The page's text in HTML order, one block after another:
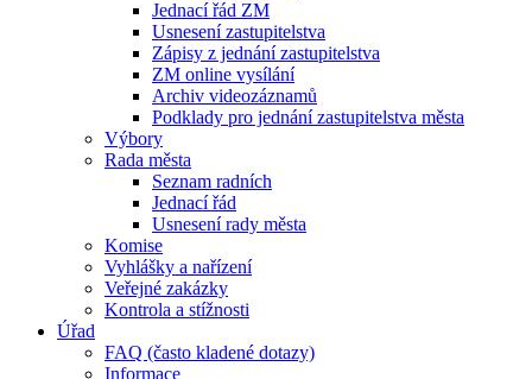
Jednací řád ZM
Usnesení zastupitelstva
Zápisy z jednání zastupitelstva
ZM online vysílání
Archiv videozáznamů
Podklady pro jednání zastupitelstva města
Výbory
Rada města
Seznam radních
Jednací řád
Usnesení rady města
Komise
Vyhlášky a nařízení
Veřejné zakázky
Kontrola a stížnosti
Úřad
FAQ (často kladené dotazy)
Informace